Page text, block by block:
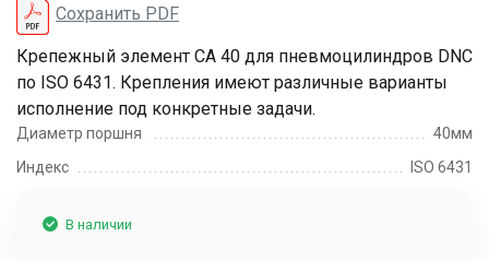
Сохранить PDF
Крепежный элемент CA 40 для пневмоцилиндров DNC
по ISO 6431. Крепления имеют различные варианты
исполнение под конкретные задачи.
Диаметр поршня
40мм
Индекс
ISO 6431
В наличии